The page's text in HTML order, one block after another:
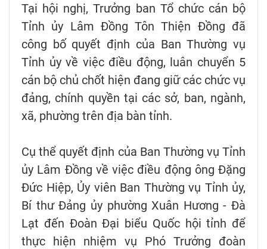
Tại hội nghị, Trưởng ban Tổ chức cán bộ
Tỉnh ủy Lâm Đồng Tôn Thiện Đồng đã
công bố quyết định của Ban Thường vụ
Tỉnh ủy về việc điều động, luân chuyển 5
cán bộ chủ chốt hiện đang giữ các chức vụ
đảng, chính quyền tại các sở, ban, ngành,
xã, phường trên địa bàn tỉnh.
Cụ thể quyết định của Ban Thường vụ Tỉnh
ủy Lâm Đồng về việc điều động ông Đặng
Đức Hiệp, Ủy viên Ban Thường vụ Tỉnh ủy,
Bí thư Đảng ủy phường Xuân Hương - Đà
Lạt đến Đoàn Đại biểu Quốc hội tỉnh để
thực hiện nhiệm vụ Phó Trưởng đoàn